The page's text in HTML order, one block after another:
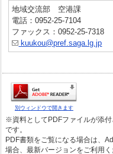
地域交流部 空港課
電話：0952-25-7104
ファックス：0952-25-7318
kuukou@pref.saga.lg.jp
別ウィンドウで開きます
※資料としてPDFファイルが添
です。
PDF書類をご覧になる場合は、
場合、最新バージョンをご利用く